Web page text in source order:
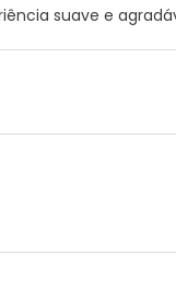
suave e